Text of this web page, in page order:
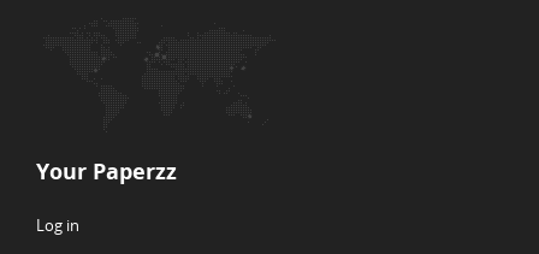
Your Paperzz
Log in